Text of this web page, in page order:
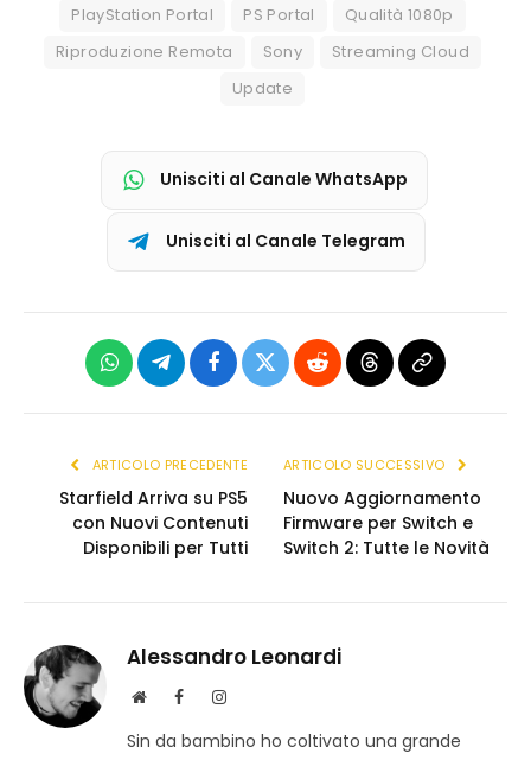
PlayStation Portal
PS Portal
Qualità 1080p
Riproduzione Remota
Sony
Streaming Cloud
Update
Unisciti al Canale WhatsApp
Unisciti al Canale Telegram
WhatsAppTelegramFacebook
X
Reddit ThreadsCopia
ARTICOLO PRECEDENTE
Starfield Arriva su PS5
con Nuovi Contenuti
Disponibili per Tutti
ARTICOLO SUCCESSIVO
Nuovo Aggiornamento
Firmware per Switch e
Switch 2: Tutte le Novità
Alessandro Leonardi
S
t
F
c
I
s
Sin da bambino ho coltivato una grande